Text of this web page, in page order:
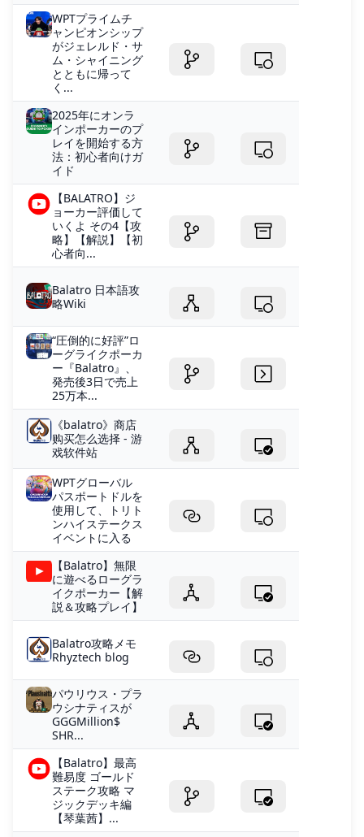
WPTプライムチ
ャンピオンシップ
がジェレルド・サ
ム・シャイニング
とともに帰って
く...
2025年にオンラ
インポーカーのプ
レイを開始する方
法：初心者向けガ
イド
【BALATRO】ジ
ョーカー評価して
いくよ その4【攻
略】【解説】【初
心者向...
Balatro 日本語攻
略Wiki
“圧倒的に好評”ロ
ーグライクポーカ
ー『Balatro』、
発売後3日で売上
25万本...
《balatro》商店
购买怎么选择 - 游
戏软件站
WPTグローバル
パスポートドルを
使用して、トリト
ンハイステークス
イベントに入る
【Balatro】無限
に遊べるローグラ
イクポーカー【解
説＆攻略プレイ】
Balatro攻略メモ
Rhyztech blog
パウリウス・プラ
ウシナティスが
GGGMillion$
SHR...
【Balatro】最高
難易度 ゴールド
ステーク攻略 マ
ジックデッキ編
【琴葉茜】...